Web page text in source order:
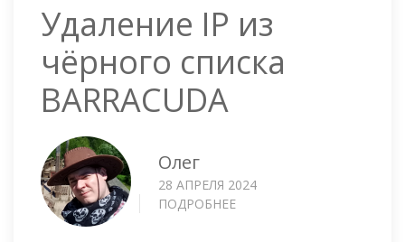
Удаление IP из
чёрного списка
BARRACUDA
Олег
28 АПРЕЛЯ 2024
ПОДРОБНЕЕ